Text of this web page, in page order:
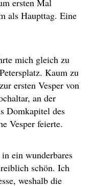
ersten Mal
als Haupttag. Eine
mich gleich zu
Kaum zu
ersten Vesper von
an der
Domkapitel des
Vesper feierte.
ein wunderbares
schön. Ich
weshalb die